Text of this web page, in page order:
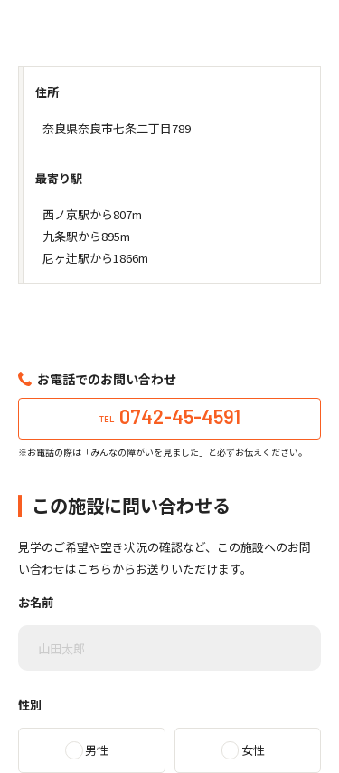
住所
奈良県奈良市七条二丁目789
最寄り駅
西ノ京駅から807m
九条駅から895m
尼ヶ辻駅から1866m
お電話でのお問い合わせ
TEL 0742-45-4591
※お電話の際は「みんなの障がいを見ました」と必ずお伝えください。
この施設に問い合わせる
見学のご希望や空き状況の確認など、この施設へのお問
い合わせはこちらからお送りいただけます。
お名前
性別
男性 女性